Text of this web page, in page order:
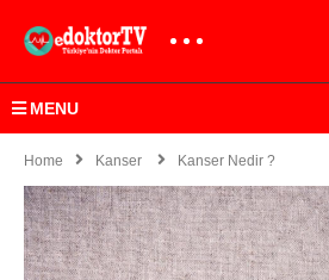
MENU
Home Kanser Kanser Nedir ?